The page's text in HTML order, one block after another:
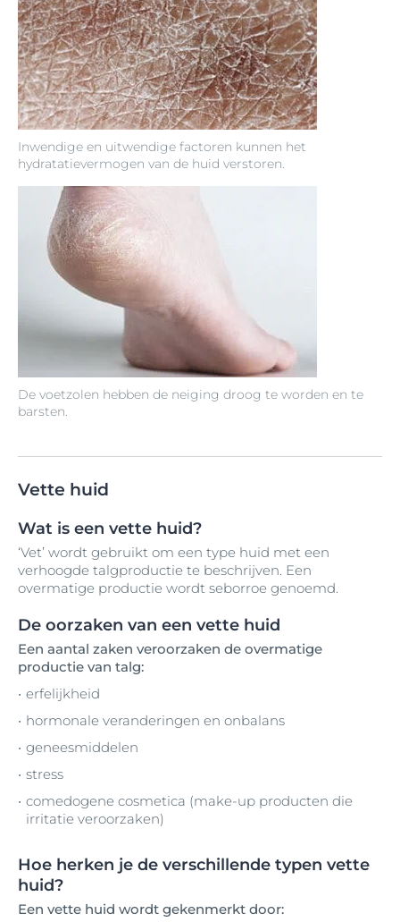
Inwendige en uitwendige factoren kunnen het
hydratatievermogen van de huid verstoren.
De voetzolen hebben de neiging droog te worden en te
barsten.
Vette huid
Wat is een vette huid?
‘Vet’ wordt gebruikt om een type huid met een
verhoogde talgproductie te beschrijven. Een
overmatige productie wordt seborroe genoemd.
De oorzaken van een vette huid
Een aantal zaken veroorzaken de overmatige
productie van talg:
erfelijkheid
hormonale veranderingen en onbalans
geneesmiddelen
stress
comedogene cosmetica (make-up producten die
irritatie veroorzaken)
Hoe herken je de verschillende typen vette
huid?
Een vette huid wordt gekenmerkt door: